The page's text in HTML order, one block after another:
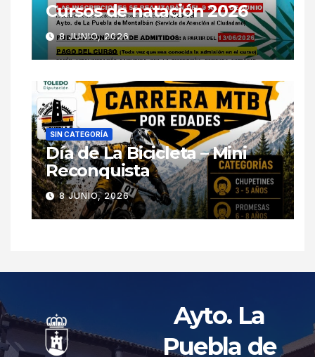
Cursos de natación 2026
8 JUNIO, 2026
SIN CATEGORÍA
Día de La Bicicleta – Mini
Reconquista
8 JUNIO, 2026
Ayto. La
Puebla de